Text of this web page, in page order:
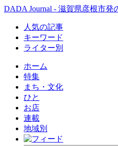
DADA Journal - 滋賀県彦根市
人気の記事
キーワード
ライター別
ホーム
特集
まち・文化
ひと
お店
連載
地域別